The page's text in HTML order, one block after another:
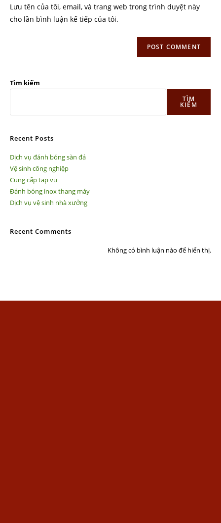
Lưu tên của tôi, email, và trang web trong trình duyệt này
cho lần bình luận kế tiếp của tôi.
Tìm kiếm
TÌM
KIẾM
Recent Posts
Dịch vụ đánh bóng sàn đá
Vệ sinh công nghiệp
Cung cấp tạp vụ
Đánh bóng inox thang máy
Dịch vụ vệ sinh nhà xưởng
Recent Comments
Không có bình luận nào để hiển thị.